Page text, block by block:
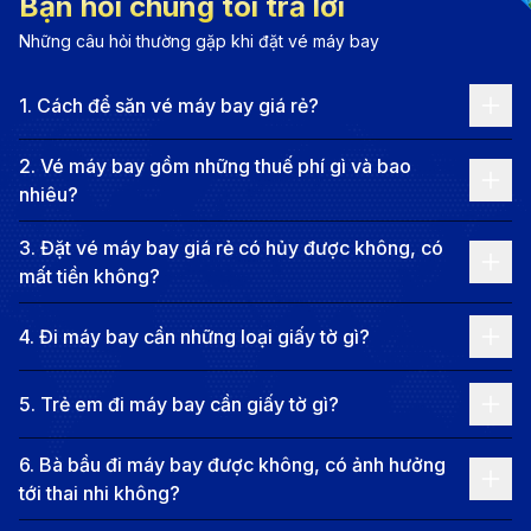
Có những thành phố không cần quá nhiều lời giới
là một nơi như thế. Thành phố này không quá phô
trương, nhưng lại mang trong mình cái khí chất riêng:
trầm mà không buồn, sôi nổi mà không xô bồ. Mỗi
góc phố, mỗi con người, mỗi làn gió biển thổi qua đều
như có gì đó rất riêng biệt khiến ta dễ dàng nhận ra,
“À, đây là Hải Phòng rồi.”
Dù bạn đến Hải Phòng vào một sáng mùa xuân ấm áp
hay giữa cái nắng gắt mùa hè, nơi đây luôn giữ một vẻ
cuốn hút rất tự nhiên. Có thể là màu đỏ rực của hoa
phượng bên bờ hồ Tam Bạc, là con hẻm nhỏ dẫn ra
biển Đồ Sơn, hay chỉ đơn giản là một bát bánh đa cua
nghi ngút khói giữa chiều muộn. Ẩm thực ở đây không
Những câu hỏi thường gặp khi đặt vé máy bay
1. Cách để săn vé máy bay giá rẻ?
2. Vé máy bay gồm những thuế phí gì và bao
nhiêu?
3. Đặt vé máy bay giá rẻ có hủy được không, có
mất tiền không?
4. Đi máy bay cần những loại giấy tờ gì?
5. Trẻ em đi máy bay cần giấy tờ gì?
6. Bà bầu đi máy bay được không, có ảnh hưởng
tới thai nhi không?